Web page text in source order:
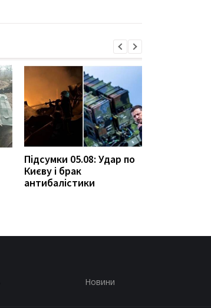
Підсумки 05.08: Удар по
Києву і брак
антибалістики
Новини